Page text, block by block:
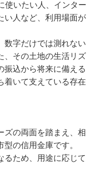
使いたい人、インター
い人など、利用場面が
数字だけでは測れない
、その土地の生活リズ
振込から将来に備える
着いて支えている存在
ズの両面を踏まえ、相
の信用金庫です。
るため、用途に応じて